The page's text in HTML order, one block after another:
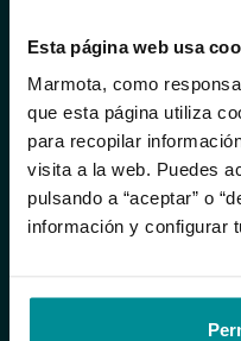
Esta página web usa
Marmota, como
que esta página utiliza
para recopilar
visita a la web. Puedes
pulsando a “aceptar” o
información y configurar
Colchones 135x200
Colchones 140x190
Colchones 140x200
Colchones 150x190
Colchones 150x200
Colchones 160x190
Colchones 160x200